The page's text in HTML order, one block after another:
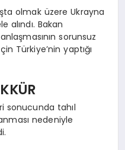
olmak üzere Ukrayna
alındı. Bakan
sorunsuz
Türkiye’nin yaptığı
sonucunda tahıl
nedeniyle